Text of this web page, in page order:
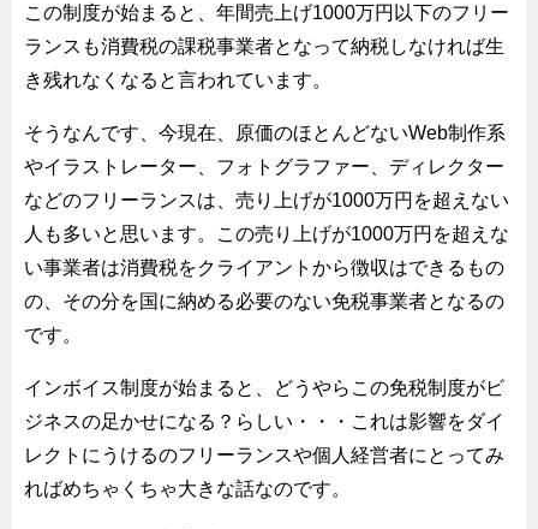
この制度が始まると、年間売上げ1000万円以下のフリー
ランスも消費税の課税事業者となって納税しなければ生
き残れなくなると言われています。
そうなんです、今現在、原価のほとんどないWeb制作系
やイラストレーター、フォトグラファー、ディレクター
などのフリーランスは、売り上げが1000万円を超えない
人も多いと思います。この売り上げが1000万円を超えな
い事業者は消費税をクライアントから徴収はできるもの
の、その分を国に納める必要のない免税事業者となるの
です。
インボイス制度が始まると、どうやらこの免税制度がビ
ジネスの足かせになる？らしい・・・これは影響をダイ
レクトにうけるのフリーランスや個人経営者にとってみ
ればめちゃくちゃ大きな話なのです。